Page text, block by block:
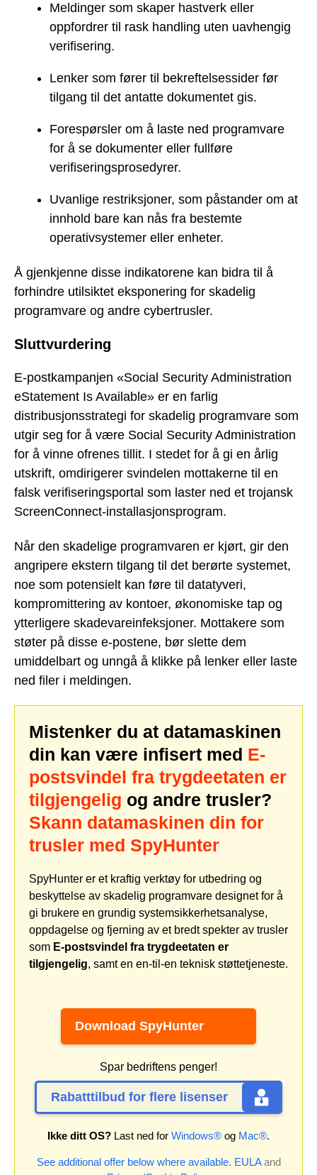
Meldinger som skaper hastverk eller
oppfordrer til rask handling uten uavhengig
verifisering.
Lenker som fører til bekreftelsessider før
tilgang til det antatte dokumentet gis.
Forespørsler om å laste ned programvare
for å se dokumenter eller fullføre
verifiseringsprosedyrer.
Uvanlige restriksjoner, som påstander om at
innhold bare kan nås fra bestemte
operativsystemer eller enheter.
Å gjenkjenne disse indikatorene kan bidra til å
forhindre utilsiktet eksponering for skadelig
programvare og andre cybertrusler.
Sluttvurdering
E-postkampanjen «Social Security Administration
eStatement Is Available» er en farlig
distribusjonsstrategi for skadelig programvare som
utgir seg for å være Social Security Administration
for å vinne ofrenes tillit. I stedet for å gi en årlig
utskrift, omdirigerer svindelen mottakerne til en
falsk verifiseringsportal som laster ned et trojansk
ScreenConnect-installasjonsprogram.
Når den skadelige programvaren er kjørt, gir den
angripere ekstern tilgang til det berørte systemet,
noe som potensielt kan føre til datatyveri,
kompromittering av kontoer, økonomiske tap og
ytterligere skadevareinfeksjoner. Mottakere som
støter på disse e-postene, bør slette dem
umiddelbart og unngå å klikke på lenker eller laste
ned filer i meldingen.
Mistenker du at datamaskinen
din kan være infisert med E-
postsvindel fra trygdeetaten er
tilgjengelig og andre trusler?
Skann datamaskinen din for
trusler med SpyHunter
SpyHunter er et kraftig verktøy for utbedring og
beskyttelse av skadelig programvare designet for å
gi brukere en grundig systemsikkerhetsanalyse,
oppdagelse og fjerning av et bredt spekter av trusler
som E-postsvindel fra trygdeetaten er
tilgjengelig, samt en en-til-en teknisk støttetjeneste.
Download SpyHunter
Spar bedriftens penger!
Rabatttilbud for flere lisenser
Ikke ditt OS? Last ned for Windows® og Mac®.
See additional offer below where available. EULAand